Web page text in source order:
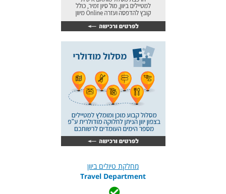
מחלקת טיולים ביוון
Travel Department